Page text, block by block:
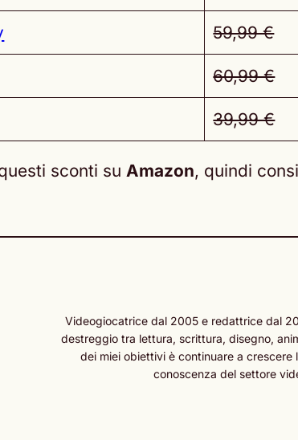
59,99 €
60,99 €
39,99 €
sconti su Amazon, quindi
Videogiocatrice dal 2005 e redattrice dal
destreggio tra lettura, scrittura, disegno,
dei miei obiettivi è continuare a crescere
conoscenza del settore